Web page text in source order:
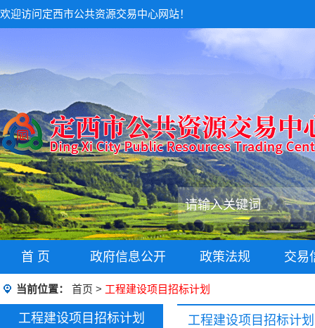
欢迎访问定西市公共资源交易中心网站！
首 页 政府信息公开 政策法规 交易
当前位置： 首页 > 工程建设项目招标计划
工程建设项目招标计划 工程建设项目招标计划